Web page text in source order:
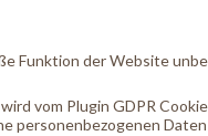
Funktion der Website
vom Plugin GDPR
personenbezogenen